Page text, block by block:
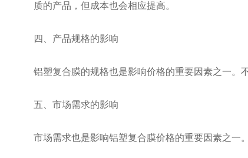
质的产品，但成本也会相应提高。
四、产品规格的影响
铝塑复合膜的规格也是影响价格的重要因素之一。
五、市场需求的影响
市场需求也是影响铝塑复合膜价格的重要因素之一